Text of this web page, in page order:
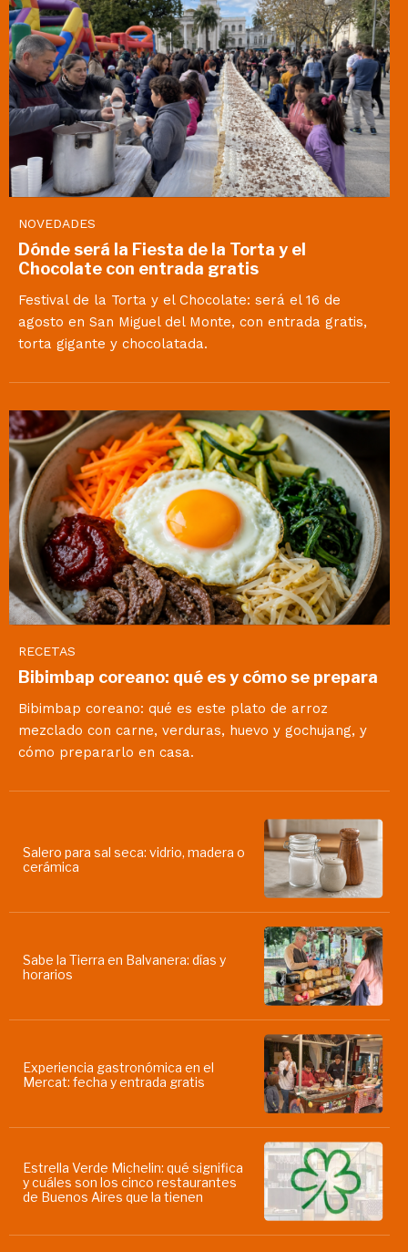
NOVEDADES
Dónde será la Fiesta de la Torta y el
Chocolate con entrada gratis
Festival de la Torta y el Chocolate: será el 16 de
agosto en San Miguel del Monte, con entrada gratis,
torta gigante y chocolatada.
RECETAS
Bibimbap coreano: qué es y cómo se prepara
Bibimbap coreano: qué es este plato de arroz
mezclado con carne, verduras, huevo y gochujang, y
cómo prepararlo en casa.
Salero para sal seca: vidrio, madera o
cerámica
Sabe la Tierra en Balvanera: días y
horarios
Experiencia gastronómica en el
Mercat: fecha y entrada gratis
Estrella Verde Michelin: qué significa
y cuáles son los cinco restaurantes
de Buenos Aires que la tienen